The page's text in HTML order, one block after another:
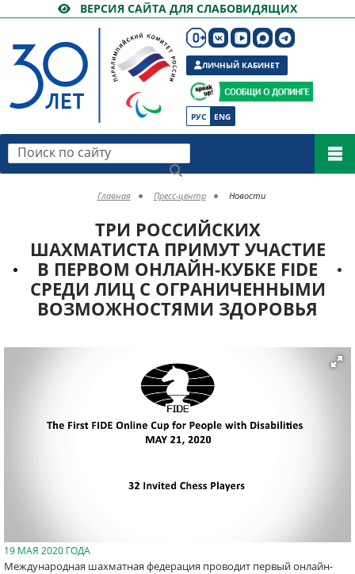
ВЕРСИЯ САЙТА ДЛЯ СЛАБОВИДЯЩИХ
РУС ENG
ЛИЧНЫЙ КАБИНЕТ
Поиск по сайту
Главная Пресс-центр Новости
ТРИ РОССИЙСКИХ
ШАХМАТИСТА ПРИМУТ УЧАСТИЕ
В ПЕРВОМ ОНЛАЙН-КУБКЕ FIDE
СРЕДИ ЛИЦ С ОГРАНИЧЕННЫМИ
ВОЗМОЖНОСТЯМИ ЗДОРОВЬЯ
19 МАЯ 2020 ГОДА
Международная шахматная федерация проводит первый онлайн-